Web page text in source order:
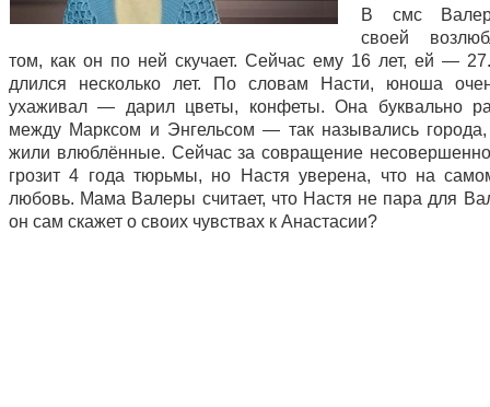
В смс
своей
том, как он по ней скучает. Сейчас ему 16 лет, ей —
длился несколько лет. По словам Насти, юноша
ухаживал — дарил цветы, конфеты. Она буквально
между Марксом и Энгельсом — так назывались
жили влюблённые. Сейчас за совращение
грозит 4 года тюрьмы, но Настя уверена, что на
любовь. Мама Валеры считает, что Настя не пара для
он сам скажет о своих чувствах к Анастасии?